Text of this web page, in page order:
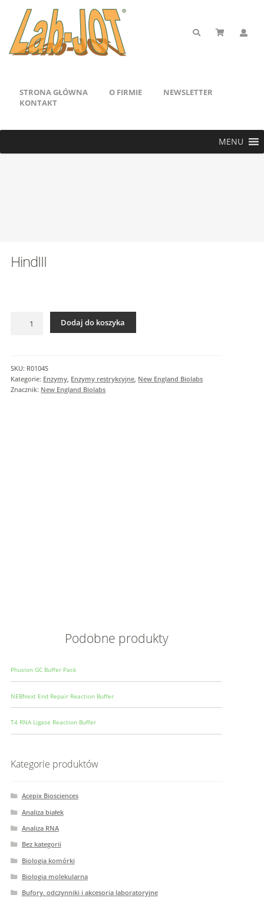
STRONA GŁÓWNA O FIRMIE
NEWSLETTER
KONTAKT
MENU
HindIII
HindIII
Dodaj do koszyka
SKU: R0104S
Kategorie: Enzymy Enzymy restrykcyjne New England Biolabs
Znacznik: New England Biolabs
Podobne produkty
Phusion GC Buffer Pack
NEBNext End Repair Reaction Buffer
T4 RNA Ligase Reaction Buffer
Kategorie produktów
Acepix Biosciences
Analiza białek
Analiza RNA
Bez kategorii
Biologia komórki
Biologia molekularna
Bufory. odczynniki i akcesoria laboratoryjne